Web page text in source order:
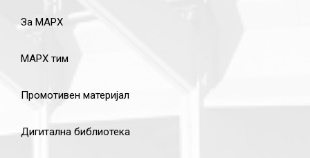
За МАРХ
МАРХ тим
Промотивен материјал
Дигитална библиотека